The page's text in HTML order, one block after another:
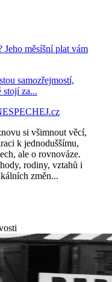
měsíšní plat vám
samozřejmostí,
stojí za...
si všimnout věcí,
k jednoduššímu,
ale o rovnováze.
rodiny, vztahů i
změn...